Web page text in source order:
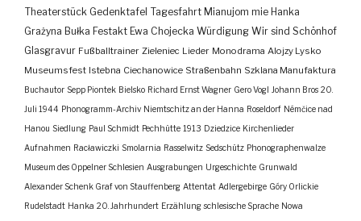
Theaterstück Gedenktafel Tagesfahrt Mianujom mie Hanka
Grażyna Bułka Festakt Ewa Chojecka Würdigung Wir sind Schönhof
Glasgravur Fußballtrainer Zieleniec Lieder Monodrama Alojzy Lysko
Museumsfest Istebna Ciechanowice Straßenbahn Szklana Manufaktura
Buchautor Sepp Piontek Bielsko Richard Ernst Wagner Gero Vogl Johann Bros 20.
Juli 1944 Phonogramm-Archiv Niemtschitz an der Hanna Roseldorf Némčice nad
Hanou Siedlung Paul Schmidt Pechhütte 1913 Dziedzice Kirchenlieder
Aufnahmen Racławiczki Smolarnia Rasselwitz Sedschütz Phonographenwalze
Museum des Oppelner Schlesien Ausgrabungen Urgeschichte Grunwald
Alexander Schenk Graf von Stauffenberg Attentat Adlergebirge Góry Orlickie
Rudelstadt Hanka 20. Jahrhundert Erzählung schlesische Sprache Nowa